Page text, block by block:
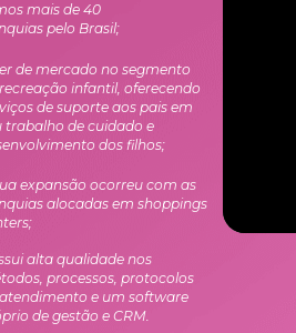
mais de 40
pelo Brasil;
de mercado no segmento
infantil, oferecendo
de suporte aos pais em
trabalho de cuidado e
dos filhos;
expansão ocorreu com as
alocadas em shoppings
alta qualidade nos
processos, protocolos
e um software
de gestão e CRM.